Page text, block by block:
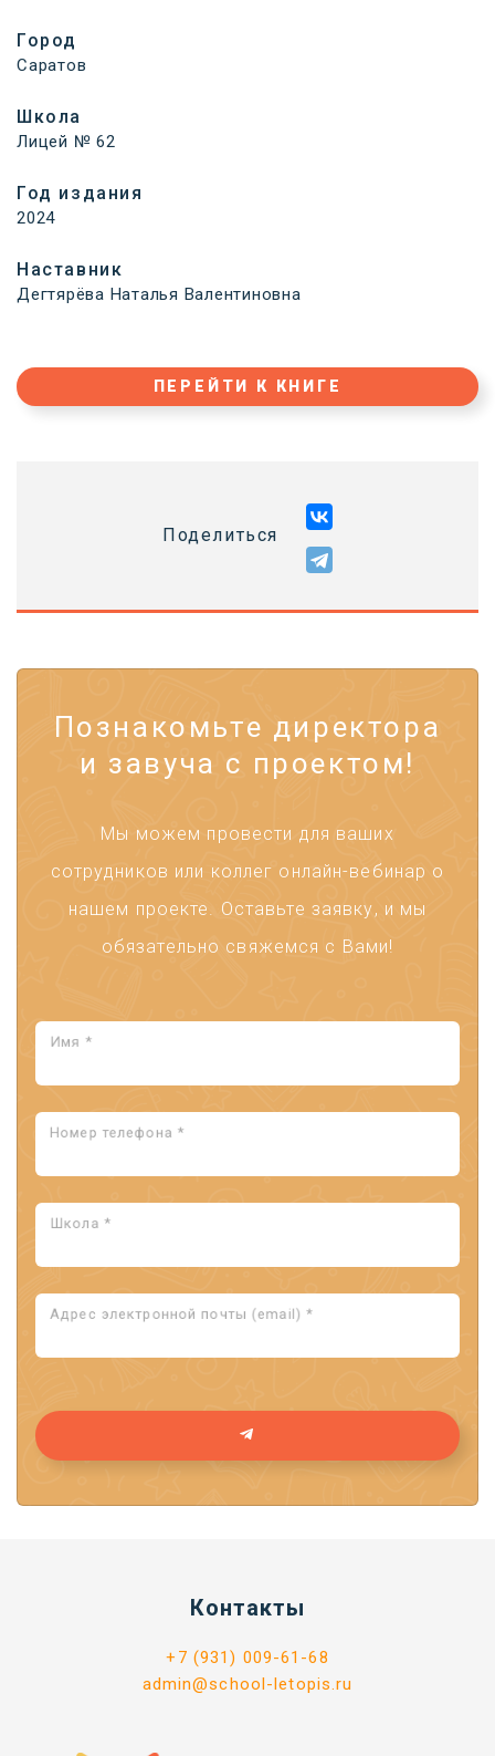
Город
Саратов
Школа
Лицей № 62
Год издания
2024
Наставник
Дегтярёва Наталья Валентиновна
ПЕРЕЙТИ К КНИГЕ
Поделиться
Познакомьте директора
и завуча с проектом!
Мы можем провести для ваших
сотрудников или коллег онлайн-вебинар о
нашем проекте. Оставьте заявку, и мы
обязательно свяжемся с Вами!
Имя *
Номер телефона *
Школа *
Адрес электронной почты (email) *
Контакты
+7 (931) 009-61-68
admin@school-letopis.ru